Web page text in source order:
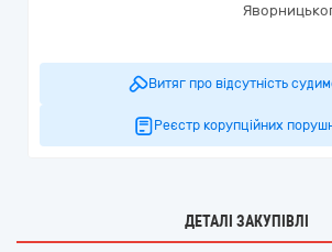
Витяг про відсутність
Реєстр корупційних
ДЕТАЛІ ЗАКУПІВЛІ